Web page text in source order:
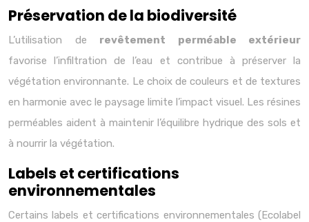
Préservation de la biodiversité
L’utilisation de revêtement perméable extérieur
favorise l’infiltration de l’eau et contribue à préserver la
végétation environnante. Le choix de couleurs et de textures
en harmonie avec le paysage limite l’impact visuel. Les résines
perméables aident à maintenir l’équilibre hydrique des sols et
à nourrir la végétation.
Labels et certifications
environnementales
Certains labels et certifications environnementales (Ecolabel